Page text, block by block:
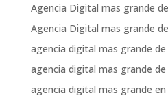
Agencia Digital mas grande
Agencia Digital mas grande
agencia digital mas grande
agencia digital mas grande de
agencia digital mas grande